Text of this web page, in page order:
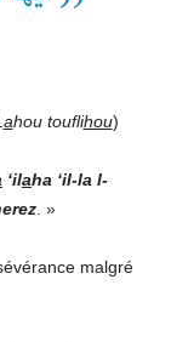
ahou touflihou)
‘ilaha ‘il-la l-
»
malgré